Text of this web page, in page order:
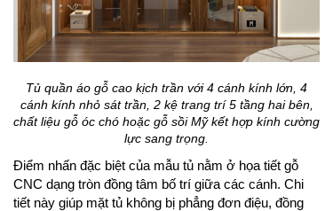
Tủ quần áo gỗ cao kịch trần với 4 cánh kính lớn, 4
cánh kính nhỏ sát trần, 2 kệ trang trí 5 tầng hai bên,
chất liệu gỗ óc chó hoặc gỗ sồi Mỹ kết hợp kính cường
lực sang trọng.
Điểm nhấn đặc biệt của mẫu tủ nằm ở họa tiết gỗ
CNC dạng tròn đồng tâm bố trí giữa các cánh. Chi
tiết này giúp mặt tủ không bị phẳng đơn điệu, đồng